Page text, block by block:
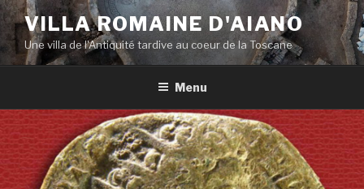
Aller
contenu
principal
VILLA ROMAINE D'AIANO
Une villa de l'Antiquité tardive au coeur de la Toscane
Menu